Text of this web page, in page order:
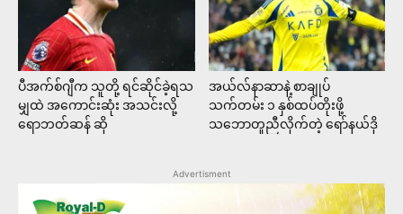
ပီအက်စ်ဂျီက သူတို့ ရင်ဆိုင်ခဲ့ရသ
မျှထဲ အကောင်းဆုံး အသင်းလို့
ရောဘတ်ဆန် ဆို
အယ်လ်နာဆာနဲ့ စာချုပ်
သက်တမ်း ၁ နှစ်ထပ်တိုးဖို့
သဘောတူညီလိုက်တဲ့ ရော်နယ်ဒို
Advertisment